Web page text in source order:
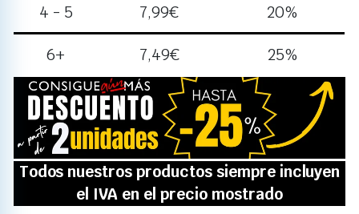
4 - 5 7,99€ 20%
6+ 7,49€ 25%